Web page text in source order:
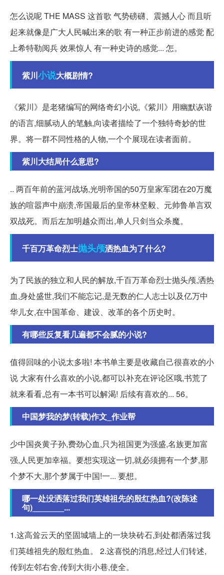
怎么说呢 THE MASS 这首歌 气势磅礴、震撼人心 而且听
起来就像是广大人民喊出来的歌 有一种正步前进的感觉 配
上希特勒阅兵 效果惊人 有一种史诗的感觉... 怎。
紫川小说大概剧情?
《紫川》是老猪编写的网络奇幻小说,《紫川》用幽默诙谐
的语言,细腻动人的笔触,向读者描绘了一个独特奇妙的世
界。将一群不同性格的人物,一个个展现在读者面前。
紫川大结局什么意思?
.. 两百年前的蓝河战场,光明帝国的50万皇家军团在20万魔
族的喧嚣声中崩溃,帝国最后的皇帝林坚毅、元帅鲁单言双
双战死。而后左加明越众而出,单人只剑当众杀魔。
千百万革命烈士抛头颅洒热血为了什么?
为了民族的独立和人民的解放,千百万革命烈士抛头颅,洒热
血,身处盛世,我们不能忘记,是无数的仁人志士以及亿万中
华儿女,在中国革命、建设、改革的各个历史时。
有哪些反复看几遍都不会腻的小说?
值得回味的小说太多啦! 本书单主要是收藏自己很喜欢的小
说 大家有什么喜欢的小说,都可以补充在评论区哦,书荒了
就来看看,总有一本书可以解渴! 后续有喜欢的... 56。
中国梦我的梦(转载)作文_作业帮
少中国炎黄子孙,费劲心血,只为祖国更为强盛,名族更加富
强,人民更加幸福。要想实现这一切,就必须拥有一个梦,那
个梦不大,那个梦属于中国!一... 要想。
哪一处没洒落过我们英雄祖先的殷红热血?(改陈述
句)_______...
1.这高耸云天的坚固城墙上的一块块砖石,到处都洒落过我
们英雄祖先的殷红热血。 2.这喜悦的消息,经过人们转述,
传到左邻右舍,传到大街小巷,使全。